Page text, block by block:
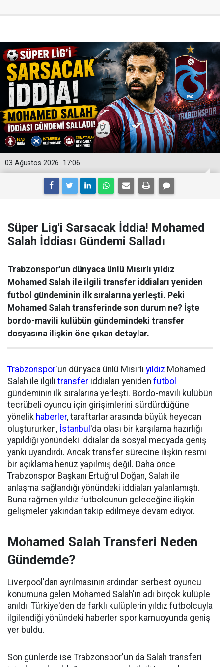
17:06
03 Ağustos 2026
Süper Lig'i Sarsacak İddia! Mohamed
Salah İddiası Gündemi Salladı
Trabzonspor'un dünyaca ünlü Mısırlı yıldız
Mohamed Salah ile ilgili transfer iddiaları yeniden
futbol gündeminin ilk sıralarına yerleşti. Peki
Mohamed Salah transferinde son durum ne? İşte
bordo-mavili kulübün gündemindeki transfer
dosyasına ilişkin öne çıkan detaylar.
Trabzonspor'un dünyaca ünlü Mısırlı yıldız Mohamed
Salah ile ilgili transfer iddiaları yeniden futbol
gündeminin ilk sıralarına yerleşti. Bordo-mavili kulübün
tecrübeli oyuncu için girişimlerini sürdürdüğüne
yönelik haberler, taraftarlar arasında büyük heyecan
oluştururken, İstanbul 'da olası bir karşılama hazırlığı
yapıldığı yönündeki iddialar da sosyal medyada geniş
yankı uyandırdı. Ancak transfer sürecine ilişkin resmi
bir açıklama henüz yapılmış değil. Daha önce
Trabzonspor Başkanı Ertuğrul Doğan, Salah ile
anlaşma sağlandığı yönündeki iddiaları yalanlamıştı.
Buna rağmen yıldız futbolcunun geleceğine ilişkin
gelişmeler yakından takip edilmeye devam ediyor.
Mohamed Salah Transferi Neden
Gündemde?
Liverpool'dan ayrılmasının ardından serbest oyuncu
konumuna gelen Mohamed Salah'ın adı birçok kulüple
anıldı. Türkiye'den de farklı kulüplerin yıldız futbolcuyla
ilgilendiği yönündeki haberler spor kamuoyunda geniş
yer buldu.
Son günlerde ise Trabzonspor'un da Salah transferi